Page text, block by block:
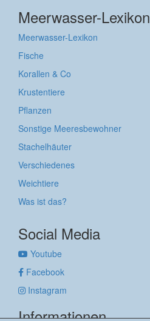
Meerwasser-Lexikon
Meerwasser-Lexikon
Fische
Korallen & Co
Krustentiere
Pflanzen
Sonstige Meeresbewohner
Stachelhäuter
Verschiedenes
Weichtiere
Was ist das?
Social Media
Youtube
Facebook
Instagram
Informationen